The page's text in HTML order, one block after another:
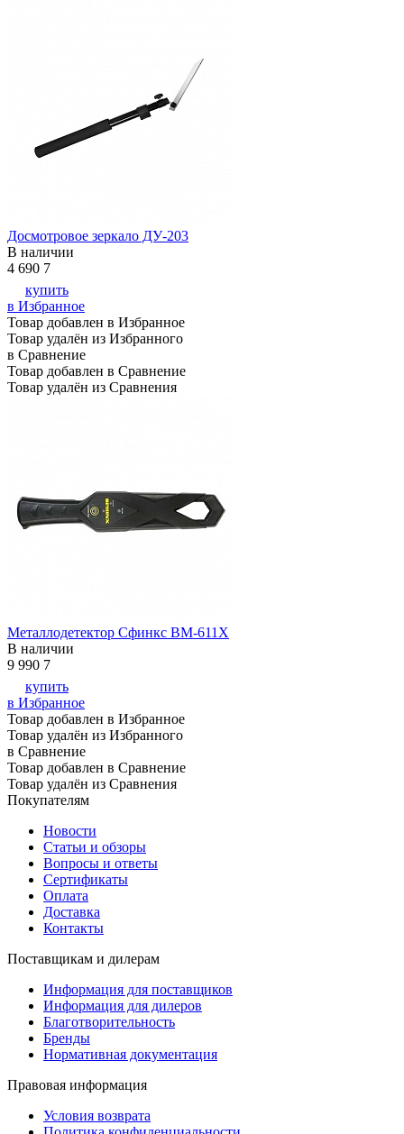
Досмотровое зеркало ДУ-203
В наличии
4 690 7
купить
в Избранное
Товар добавлен в Избранное
Товар удалён из Избранного
в Сравнение
Товар добавлен в Сравнение
Товар удалён из Сравнения
Металлодетектор Сфинкс ВМ-611Х
В наличии
9 990 7
купить
в Избранное
Товар добавлен в Избранное
Товар удалён из Избранного
в Сравнение
Товар добавлен в Сравнение
Товар удалён из Сравнения
Покупателям
Новости
Статьи и обзоры
Вопросы и ответы
Сертификаты
Оплата
Доставка
Контакты
Поставщикам и дилерам
Информация для поставщиков
Информация для дилеров
Благотворительность
Бренды
Нормативная документация
Правовая информация
Условия возврата